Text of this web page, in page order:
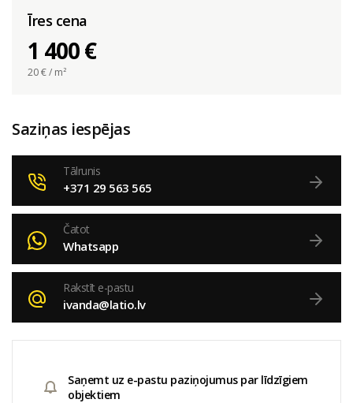
Īres cena
1 400 €
20€ / m²
Saziņas iespējas
Tālrunis
+371 29 563 565
Čatot
Whatsapp
Rakstīt e-pastu
ivanda@latio.lv
Saņemt uz e-pastu paziņojumus par līdzīgiem
objektiem